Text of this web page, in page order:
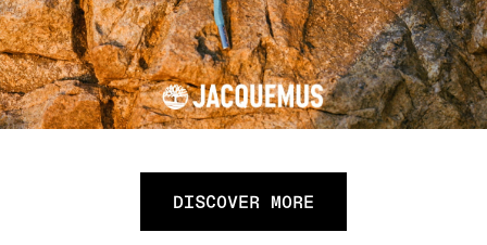
DISCOVER MORE